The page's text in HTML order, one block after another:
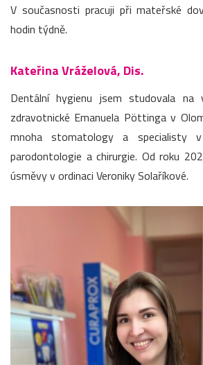
V současnosti pracuji při mateřské
hodin týdně.
Kateřina Vráželová, Dis.
Dentální hygienu jsem studovala na
zdravotnické Emanuela Pöttinga v
mnoha stomatology a specialisty
parodontologie a chirurgie. Od roku
úsměvy v ordinaci Veroniky Solaříkové.